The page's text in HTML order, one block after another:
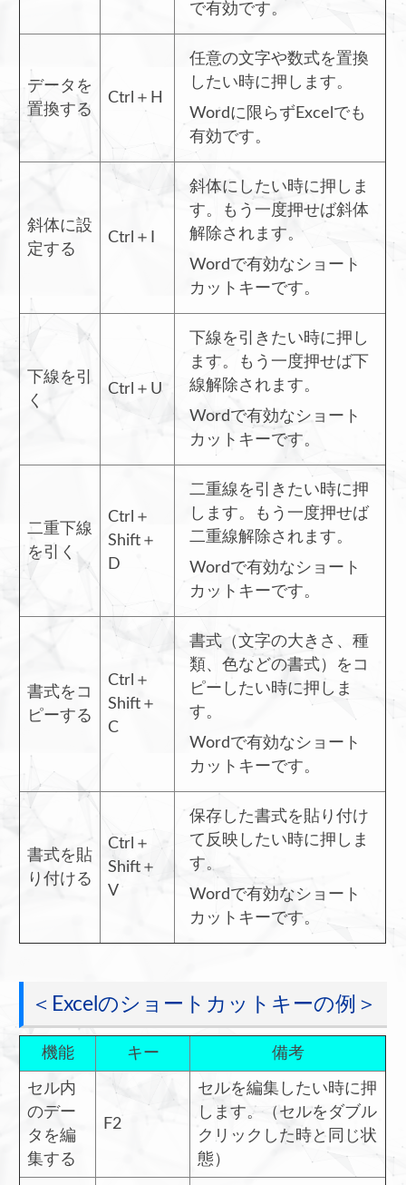
で有効です。
データを
置換する
Ctrl＋H
任意の文字や数式を置換
したい時に押します。
Wordに限らずExcelでも
有効です。
斜体に設
定する
Ctrl＋I
斜体にしたい時に押しま
す。もう一度押せば斜体
解除されます。
Wordで有効なショート
カットキーです。
下線を引
く
Ctrl＋U
下線を引きたい時に押し
ます。もう一度押せば下
線解除されます。
Wordで有効なショート
カットキーです。
二重下線
を引く
Ctrl＋
Shift＋
D
二重線を引きたい時に押
します。もう一度押せば
二重線解除されます。
Wordで有効なショート
カットキーです。
書式をコ
ピーする
Ctrl＋
Shift＋
C
書式（文字の大きさ、種
類、色などの書式）をコ
ピーしたい時に押しま
す。
Wordで有効なショート
カットキーです。
書式を貼
り付ける
Ctrl＋
Shift＋
V
保存した書式を貼り付け
て反映したい時に押しま
す。
Wordで有効なショート
カットキーです。
＜Excelのショートカットキーの例＞
機能 キー 備考
セル内
のデー
タを編
集する
F2
セルを編集したい時に押
します。（セルをダブル
クリックした時と同じ状
態）